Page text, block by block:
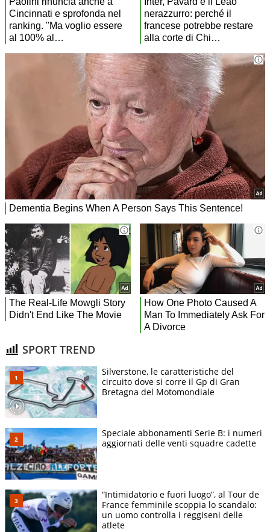
SPORT TREND
Silverstone, le caratteristiche del
circuito dove si corre il Gp di Gran
Bretagna del Motomondiale
Speciale abbonamenti Serie B: i numeri
aggiornati delle venti squadre cadette
“Intimidatorio e fuori luogo”, al Tour de
France femminile scoppia lo scandalo:
un uomo controlla i reggiseni delle
atlete